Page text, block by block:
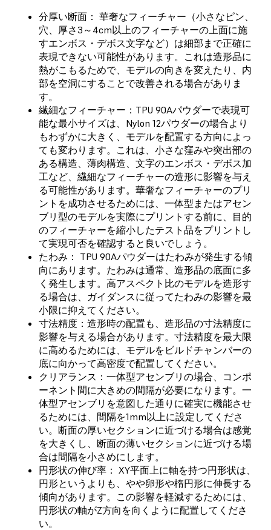
分厚い断面： 華奢なフィーチャー（小さなピン、
穴、厚さ3～4cm以上のフィーチャーの上面に施
すエンボス・デボス文字など）は細部まで正確に
表現できない可能性があります。これは造形品に
熱がこもるためで、モデルの向きを変えたり、内
部を空洞にすることで改善される場合がありま
す。
繊細なフィーチャー：TPU 90Aパウダーで表現可
能な最小サイズは、Nylon 12パウダーの場合より
もわずかに大きく、モデルを配置する方向によっ
ても変わります。これは、小さな窪みや突出部の
ある構造、薄肉構造、文字のエンボス・デボス加
工など、繊細なフィーチャーの造形に影響を与え
る可能性があります。華奢なフィーチャーのプリ
ントを成功させるためには、一体型またはアセン
ブリ型のモデルを実際にプリントする前に、目的
のフィーチャーを縮小したテスト品をプリントし
て実現可否を確認すると良いでしょう。
たわみ： TPU 90Aパウダーはたわみが発生する傾
向にあります。たわみは通常、造形品の底面に多
く発生します。高アスペクト比のモデルを造形す
る場合は、ガイダンスに従ってたわみの影響を最
小限に抑えてください。
寸法精度：造形時の配置も、造形品の寸法精度に
影響を与える場合があります。寸法精度を最大限
に高めるためには、モデルをビルドチャンバーの
底に向かって高密度で配置してください。
クリアランス：一体型アセンブリの場合、コンポ
ーネント間に大きめの間隔が必要になります。一
体型アセンブリを意図した通りに確実に機能させ
るためには、間隔を1mm以上に設定してくださ
い。断面の厚いセクションに近づける場合は感覚
を大きくし、断面の薄いセクションに近づける場
合は間隔を小さめにします。
円形状の伸び率： XY平面上に軸を持つ円形状は、
円形というよりも、やや卵形や楕円形に伸長する
傾向があります。この影響を軽減するためには、
円形状の軸がZ方向を向くように配置してくださ
い。